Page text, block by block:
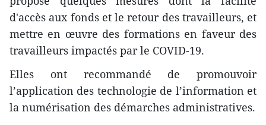
d'accès aux fonds et le retour des travailleurs, et
mettre en œuvre des formations en faveur des
travailleurs impactés par le COVID-19.
Elles ont recommandé de promouvoir
l’application des technologie de l’information et
la numérisation des démarches administratives.